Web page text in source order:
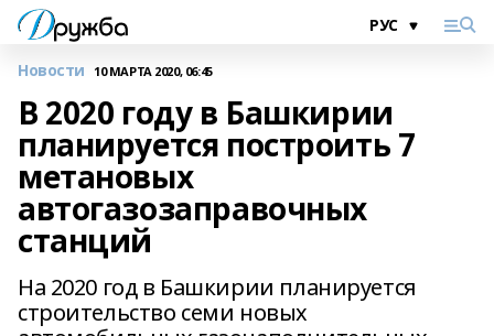
Новости 10 МАРТА 2020, 06:45
В 2020 году в Башкирии
планируется построить 7
метановых
автогазозаправочных
станций
На 2020 год в Башкирии планируется
строительство семи новых